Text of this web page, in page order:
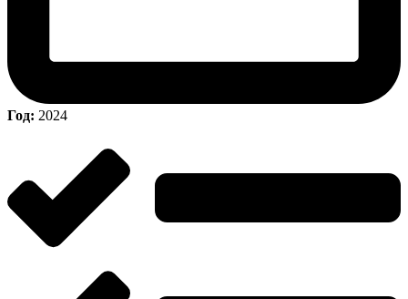
Год: 2024